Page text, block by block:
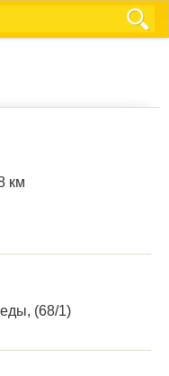
км
(68/1)